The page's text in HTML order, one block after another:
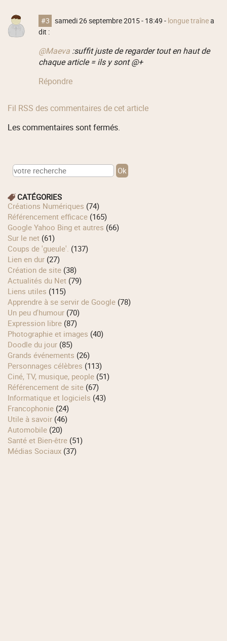
#3 samedi 26 septembre 2015 - 18:49 - longue traînea
dit :
@Maeva:suffit juste de regarder tout en haut de
chaque article = ils y sont @+
Répondre
Fil RSS des commentaires de cet article
Les commentaires sont fermés.
CATÉGORIES
Créations Numériques (74)
Référencement efficace (165)
Google Yahoo Bing et autres (66)
Sur le net (61)
Coups de 'gueule'. (137)
Lien en dur (27)
Création de site (38)
Actualités du Net (79)
Liens utiles (115)
Apprendre à se servir de Google (78)
Un peu d'humour (70)
Expression libre (87)
Photographie et images (40)
Doodle du jour (85)
Grands événements (26)
Personnages célèbres (113)
Ciné, TV, musique, people (51)
Référencement de site (67)
Informatique et logiciels (43)
Francophonie (24)
Utile à savoir (46)
Automobile (20)
Santé et Bien-être (51)
Médias Sociaux (37)